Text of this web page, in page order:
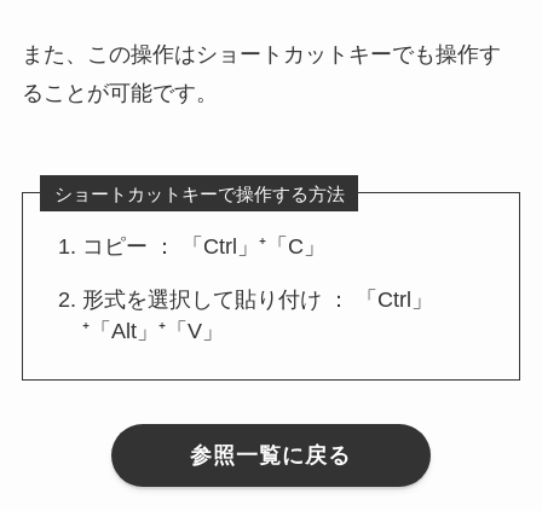
また、この操作はショートカットキーでも操作す
ることが可能です。
ショートカットキーで操作する方法
コピー ： 「Ctrl」⁺「C」
形式を選択して貼り付け ： 「Ctrl」
⁺「Alt」⁺「V」
参照一覧に戻る